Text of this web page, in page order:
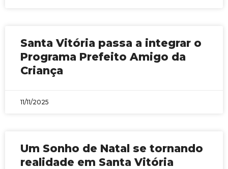
Santa Vitória passa a integrar o
Programa Prefeito Amigo da
Criança
11/11/2025
Um Sonho de Natal se tornando
realidade em Santa Vitória